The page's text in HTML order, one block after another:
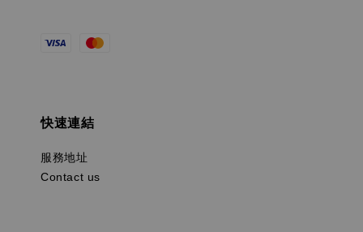
快速連結
服務地址
Contact us